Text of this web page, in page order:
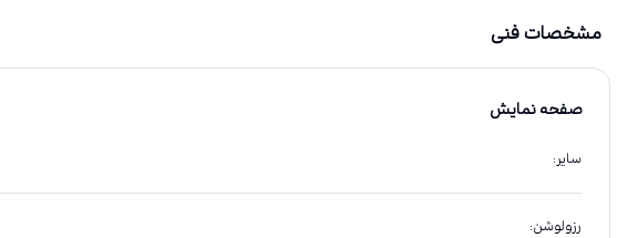
مشخصات فنی
صفحه نمایش
سایر:
رزولوشن: